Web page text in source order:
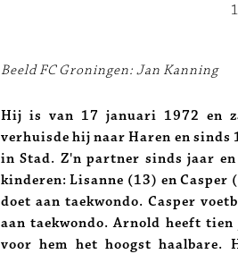
Beeld FC Groningen: Jan Kanning
Hij is van 17 januari 1972 en
verhuisde hij naar Haren en
in Stad. Z'n partner sinds jaar
kinderen: Lisanne (13) en Casper
doet aan taekwondo. Casper
aan taekwondo. Arnold heeft
voor hem het hoogst